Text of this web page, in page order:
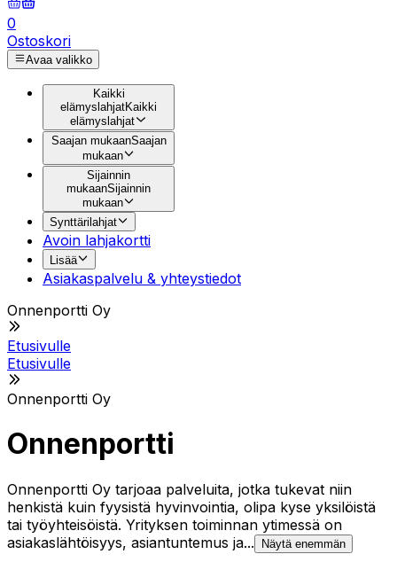
0
Ostoskori
Avaa valikko
Kaikki
elämyslahjatKaikki
elämyslahjat
Saajan mukaanSaajan
mukaan
Sijainnin
mukaanSijainnin
mukaan
Synttärilahjat
Avoin lahjakortti
Lisää
Asiakaspalvelu & yhteystiedot
Onnenportti Oy
Etusivulle
Etusivulle
Onnenportti Oy
Onnenportti
Onnenportti Oy tarjoaa palveluita, jotka tukevat niin
henkistä kuin fyysistä hyvinvointia, olipa kyse yksilöistä
tai työyhteisöistä. Yrityksen toiminnan ytimessä on
asiakaslähtöisyys, asiantuntemus ja...
Näytä enemmän